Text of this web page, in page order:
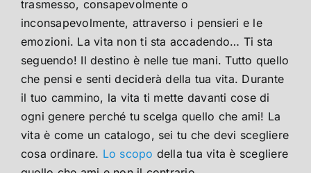
trasmesso, consapevolmente o
inconsapevolmente, attraverso i pensieri e le
emozioni. La vita non ti sta accadendo… Ti sta
seguendo! Il destino è nelle tue mani. Tutto quello
che pensi e senti deciderà della tua vita. Durante
il tuo cammino, la vita ti mette davanti cose di
ogni genere perché tu scelga quello che ami! La
vita è come un catalogo, sei tu che devi scegliere
cosa ordinare. Lo scopo della tua vita è scegliere